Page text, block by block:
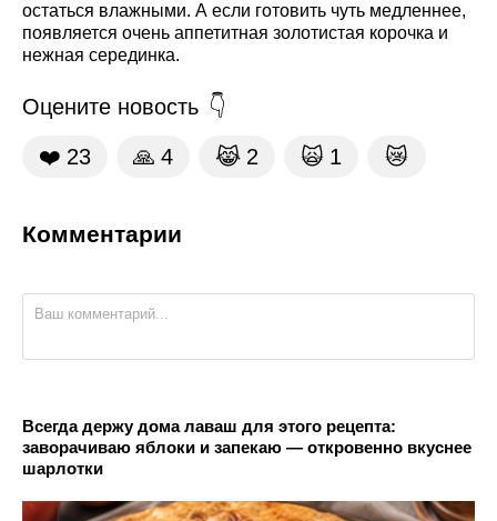
остаться влажными. А если готовить чуть медленнее,
появляется очень аппетитная золотистая корочка и
нежная серединка.
Оцените новость
❤️ 23 🙏 4 😹 2 🙀 1 😿
Комментарии
Всегда держу дома лаваш для этого рецепта:
заворачиваю яблоки и запекаю — откровенно вкуснее
шарлотки